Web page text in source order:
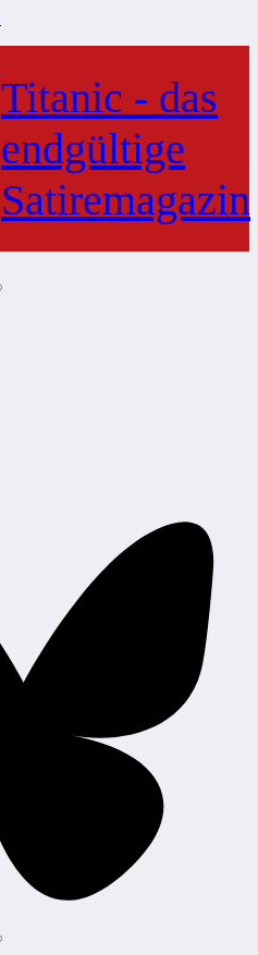
Titanic - das
endgültige
Satiremagazin